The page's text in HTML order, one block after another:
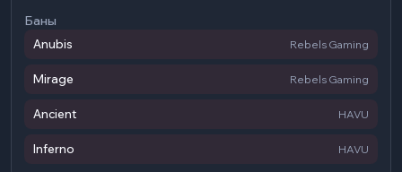
Баны
Anubis Rebels Gaming
Mirage Rebels Gaming
Ancient HAVU
Inferno HAVU